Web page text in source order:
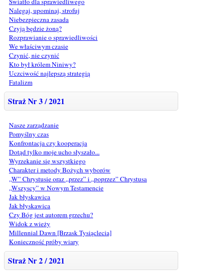
Nalegaj, upominaj, strofuj
Niebezpieczna zasada
Czyją będzie żoną?
Rozprawianie o sprawiedliwości
We właściwym czasie
Czynić, nie czynić
Kto był królem Niniwy?
Uczciwość najlepszą strategią
Fatalizm
Straż Nr 3 / 2021
Nasze zarządzanie
Pomyślny czas
Konfrontacja czy kooperacja
Dotąd tylko moje ucho słyszało...
Wyrzekanie się wszystkiego
Charakter i metody Bożych wyborów
„W” Chrystusie oraz „przez” i „poprzez” Chrystusa
„Wszyscy” w Nowym Testamencie
Jak błyskawica
Jak błyskawica
Czy Bóg jest autorem grzechu?
Widok z wieży
Millennial Dawn [Brzask Tysiąclecia]
Konieczność próby wiary
Straż Nr 2 / 2021